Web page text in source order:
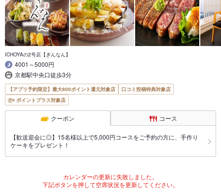
ICHOYAの2号店【ぎんなん】
4001～5000円
京都駅中央口徒歩3分
【アプリ予約限定】最大800ポイント還元対象店
口コミ投稿特典対象店
ポイントプラス対象店
クーポン コース
【歓送迎会に◎】15名様以上で5,000円コースをご予約の方に、手作り
ケーキをプレゼント！
カレンダーの更新に失敗しました。
下記ボタンを押して空席状況を更新してください。